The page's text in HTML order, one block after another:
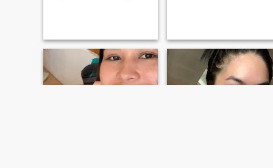
weekends. Dancing and
acting have
relationships are built on lo